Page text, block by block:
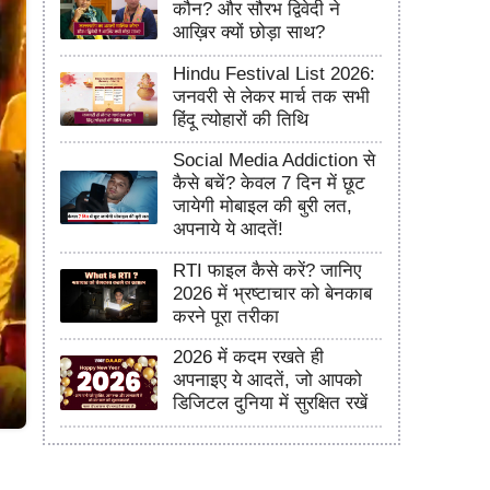
कौन? और सौरभ द्विवेदी ने
आख़िर क्यों छोड़ा साथ?
Hindu Festival List 2026:
जनवरी से लेकर मार्च तक सभी
हिंदू त्योहारों की तिथि
Social Media Addiction से
कैसे बचें? केवल 7 दिन में छूट
जायेगी मोबाइल की बुरी लत,
अपनाये ये आदतें!
RTI फाइल कैसे करें? जानिए
2026 में भ्रष्टाचार को बेनकाब
करने पूरा तरीका
2026 में कदम रखते ही
अपनाइए ये आदतें, जो आपको
डिजिटल दुनिया में सुरक्षित रखें